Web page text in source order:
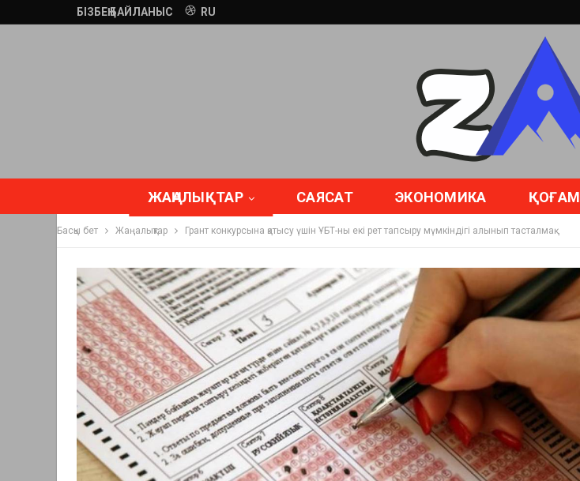
БІЗБЕҢ БАЙЛАНЫС RU
ЖАҢАЛЫҚТАР САЯСАТ ЭКОНОМИКА ҚОҒАМ
Басқы бет Жаңалықтар Грант конкурсына қатысу үшін ҰБТ-ны екі рет тапсыру мүмкіндігі алынып тасталмақ